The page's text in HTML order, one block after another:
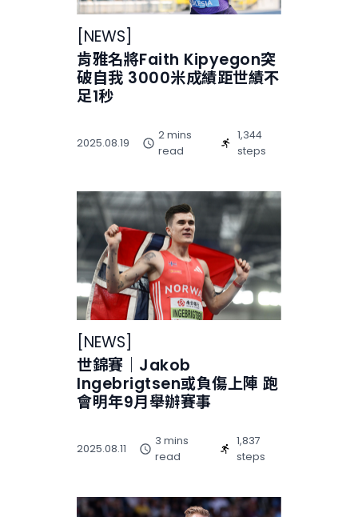
[NEWS]
肯雅名將Faith Kipyegon突
破自我 3000米成績距世績不
足1秒
2025.08.19
2 mins
read
1,344
steps
NEWS
世錦賽｜Jakob
Ingebrigtsen或負傷上陣 跑
會明年9月舉辦賽事
2025.08.11
3 mins
read
1,837
steps